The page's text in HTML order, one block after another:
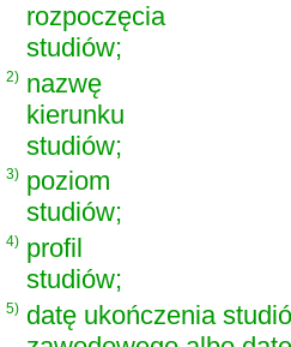
rozpoczęcia
studiów;
2) nazwę
kierunku
studiów;
3) poziom
studiów;
4) profil
studiów;
5) datę ukończenia